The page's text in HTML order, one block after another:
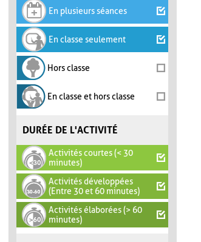
En plusieurs séances
En classe seulement
Hors classe
En classe et hors classe
DURÉE DE L'ACTIVITÉ
Activités courtes (< 30
minutes)
Activités développées
(Entre 30 et 60 minutes)
Activités élaborées (> 60
minutes)